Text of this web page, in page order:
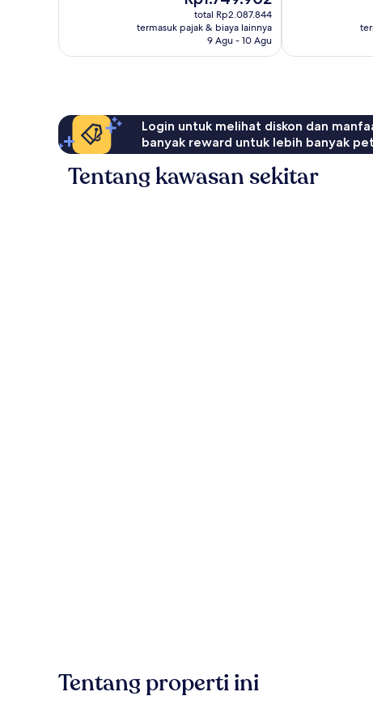
sekarang
Rp1.749.902
total Rp2.087.844
termasuk pajak & biaya lainnya
9 Agu - 10 Agu
Login untuk melihat diskon dan
banyak reward untuk lebih banyak
Tentang kawasan sekitar
Tentang properti ini